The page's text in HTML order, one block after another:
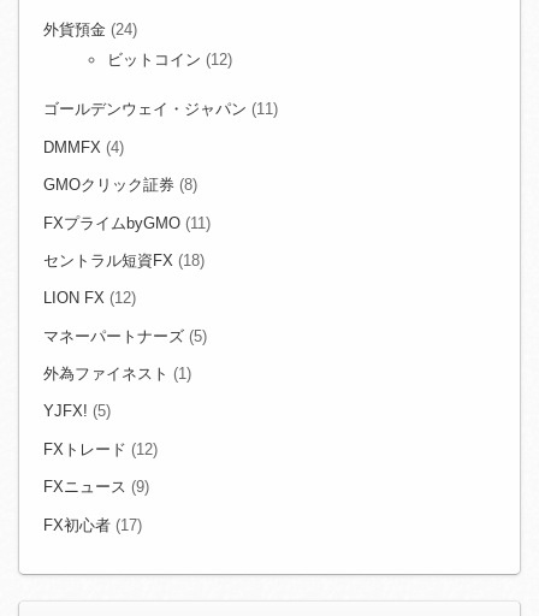
外貨預金 (24)
ビットコイン (12)
ゴールデンウェイ・ジャパン (11)
DMMFX (4)
GMOクリック証券 (8)
FXプライムbyGMO (11)
セントラル短資FX (18)
LION FX (12)
マネーパートナーズ (5)
外為ファイネスト (1)
YJFX! (5)
FXトレード (12)
FXニュース (9)
FX初心者 (17)